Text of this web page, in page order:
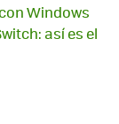
Windows
así es el